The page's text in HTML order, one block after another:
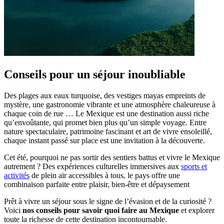
Conseils pour un séjour inoubliable
Des plages aux eaux turquoise, des vestiges mayas empreints de
mystère, une gastronomie vibrante et une atmosphère chaleureuse à
chaque coin de rue … Le Mexique est une destination aussi riche
qu’envoûtante, qui promet bien plus qu’un simple voyage. Entre
nature spectaculaire, patrimoine fascinant et art de vivre ensoleillé,
chaque instant passé sur place est une invitation à la découverte.
Cet été, pourquoi ne pas sortir des sentiers battus et vivre le Mexique
autrement ? Des expériences culturelles immersives aux sports et
activités de plein air accessibles à tous, le pays offre une
combinaison parfaite entre plaisir, bien-être et dépaysement
Prêt à vivre un séjour sous le signe de l’évasion et de la curiosité ?
Voici nos conseils pour savoir quoi faire au Mexique et explorer
toute la richesse de cette destination incontournable.